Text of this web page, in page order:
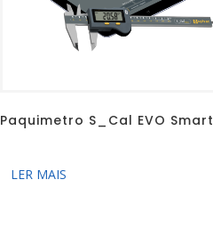
Paquimetro S_Cal EVO Smart
LER MAIS